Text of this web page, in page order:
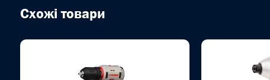
Схожі товари